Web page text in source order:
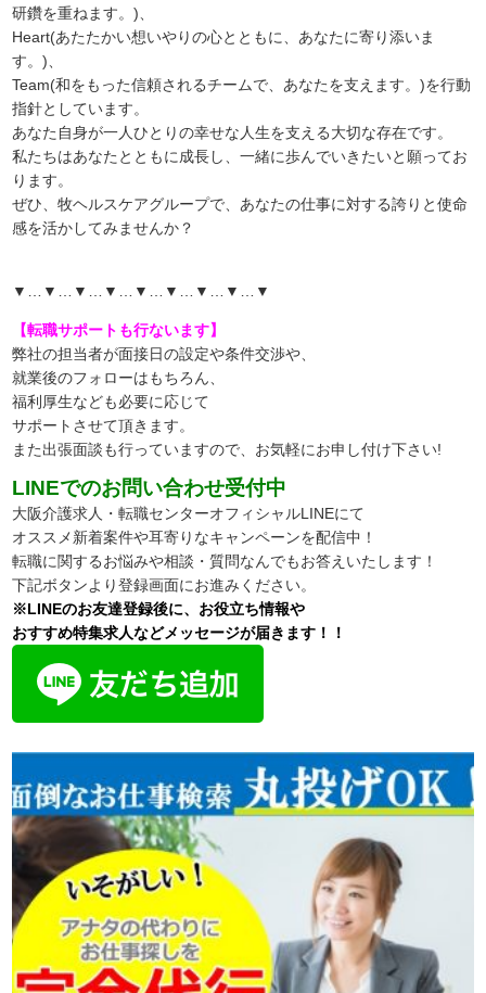
研鑽を重ねます。)、
Heart(あたたかい想いやりの心とともに、あなたに寄り添いま
す。)、
Team(和をもった信頼されるチームで、あなたを支えます。)を行動
指針としています。
あなた自身が一人ひとりの幸せな人生を支える大切な存在です。
私たちはあなたとともに成長し、一緒に歩んでいきたいと願ってお
ります。
ぜひ、牧ヘルスケアグループで、あなたの仕事に対する誇りと使命
感を活かしてみませんか？
▼…▼…▼…▼…▼…▼…▼…▼…▼
【転職サポートも行ないます】
弊社の担当者が面接日の設定や条件交渉や、
就業後のフォローはもちろん、
福利厚生なども必要に応じて
サポートさせて頂きます。
また出張面談も行っていますので、お気軽にお申し付け下さい!
LINEでのお問い合わせ受付中
大阪介護求人・転職センターオフィシャルLINEにて
オススメ新着案件や耳寄りなキャンペーンを配信中！
転職に関するお悩みや相談・質問なんでもお答えいたします！
下記ボタンより登録画面にお進みください。
※LINEのお友達登録後に、お役立ち情報や
おすすめ特集求人などメッセージが届きます！！